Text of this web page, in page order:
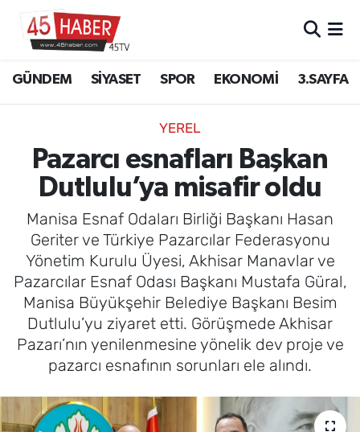
GÜNDEM SİYASET SPOR EKONOMİ 3.SAYFA
YEREL
Pazarcı esnafları Başkan
Dutlulu’ya misafir oldu
Manisa Esnaf Odaları Birliği Başkanı Hasan
Geriter ve Türkiye Pazarcılar Federasyonu
Yönetim Kurulu Üyesi, Akhisar Manavlar ve
Pazarcılar Esnaf Odası Başkanı Mustafa Güral,
Manisa Büyükşehir Belediye Başkanı Besim
Dutlulu’yu ziyaret etti. Görüşmede Akhisar
Pazarı’nın yenilenmesine yönelik dev proje ve
pazarcı esnafının sorunları ele alındı.
SİYASET
EKONOMİ
3.SAYFA
EĞİTİM
SAĞLIK
YAŞAM
Manisa Hava Durumu
Manisa Trafik Yoğunluk Haritası
Süper Lig Puan Durumu ve Fikstür
Tüm Manşetler
Son Dakika Haberleri
Haber Arşivi